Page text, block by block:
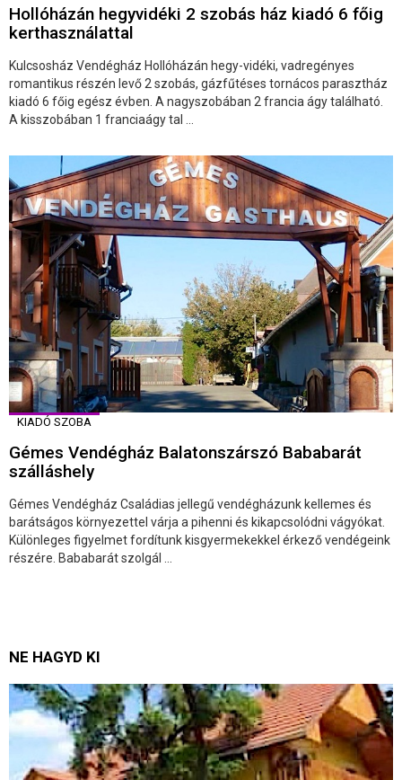
Hollóházán hegyvidéki 2 szobás ház kiadó 6 főig
kerthasználattal
Kulcsosház Vendégház Hollóházán hegy-vidéki, vadregényes
romantikus részén levő 2 szobás, gázfűtéses tornácos parasztház
kiadó 6 főig egész évben. A nagyszobában 2 francia ágy található.
A kisszobában 1 franciaágy tal ...
KIADÓ SZOBA
Gémes Vendégház Balatonszárszó Bababarát
szálláshely
Gémes Vendégház Családias jellegű vendégházunk kellemes és
barátságos környezettel várja a pihenni és kikapcsolódni vágyókat.
Különleges figyelmet fordítunk kisgyermekekkel érkező vendégeink
részére. Bababarát szolgál ...
NE HAGYD KI